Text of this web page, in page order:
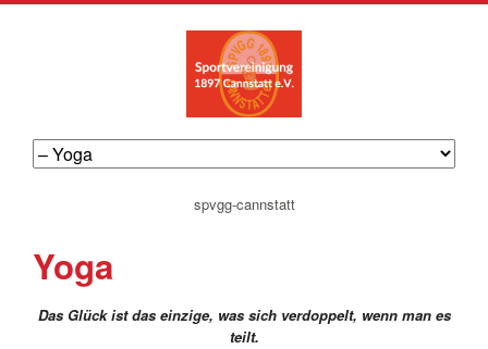
navigation
spvgg-cannstatt
Yoga
Das Glück ist das einzige, was sich verdoppelt, wenn man es
teilt.